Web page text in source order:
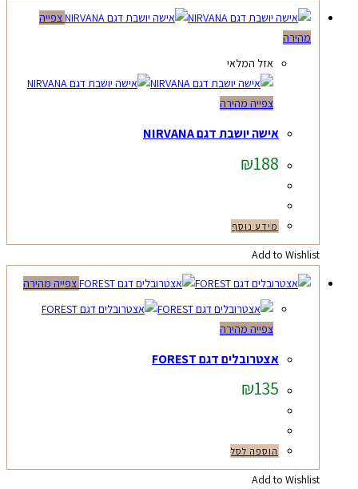
צפייה
מהירה
אזל המלאי
צפייה מהירה
אישה יושבת דגם NIRVANA
₪188
מידע נוסף
Add to Wishlist
צפייה מהירה
צפייה מהירה
אצטרובלים דגם FOREST
₪135
הוספה לסל
Add to Wishlist